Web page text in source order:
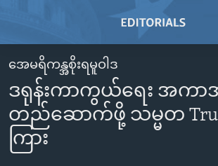
main
content
Skip
HOME
VIDEO
RADIO
REGIONS
အေမရိကန္အစိုးရမူဝါဒ
ဒရုန်းကာကွယ်ရေး အကာ
တည်ဆောက်ဖို့ သမ္မတ
ကြား